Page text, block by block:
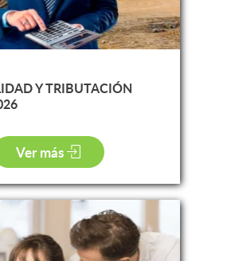
Y TRIBUTACIÓN
Ver más